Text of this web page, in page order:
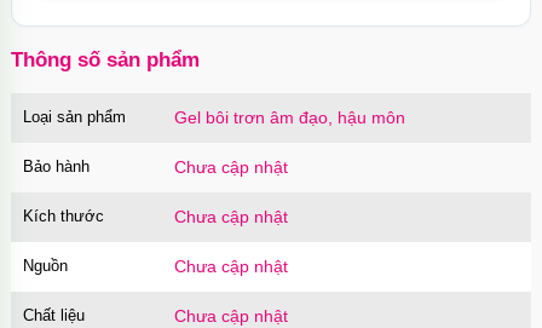
Thông số sản phẩm
Loại sản phẩm Gel bôi trơn âm đạo, hậu môn
Bảo hành Chưa cập nhật
Kích thước Chưa cập nhật
Nguồn Chưa cập nhật
Chất liệu Chưa cập nhật